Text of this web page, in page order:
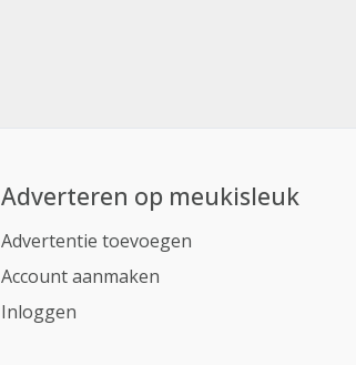
Adverteren op meukisleuk
Advertentie toevoegen
Account aanmaken
Inloggen